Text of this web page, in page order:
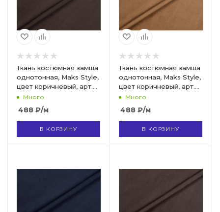
Ткань костюмная замша
однотонная, Maks Style,
цвет коричневый, арт.
MS- 3248 D-11 А
Много
488 ₽/м
В КОРЗИНУ
Ткань костюмная замша
однотонная, Maks Style,
цвет коричневый, арт.
MS- 3248 D-2
Много
488 ₽/м
В КОРЗИНУ